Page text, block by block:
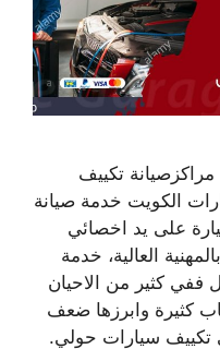
تكييف
الكويت خدمة صيانة
على يد اخصائي
العالية، خدمة
كثير من الاحيان
كثيرة وابرزها ضعف
تكييف سيارات حولي.